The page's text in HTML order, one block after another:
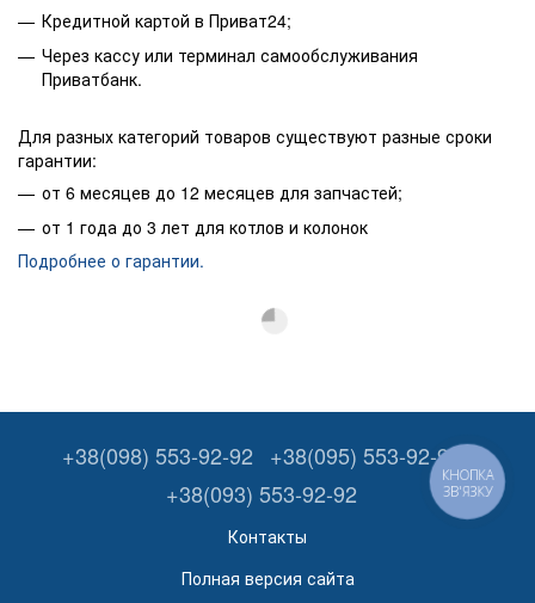
Кредитной картой в Приват24;
Через кассу или терминал самообслуживания
Приватбанк.
Для разных категорий товаров существуют разные сроки
гарантии:
от 6 месяцев до 12 месяцев для запчастей;
от 1 года до 3 лет для котлов и колонок
Подробнее о гарантии.
+38(098) 553-92-92
+38(095) 553-92-92
+38(093) 553-92-92
Контакты
Полная версия сайта
КНОПКА
ЗВ'ЯЗКУ